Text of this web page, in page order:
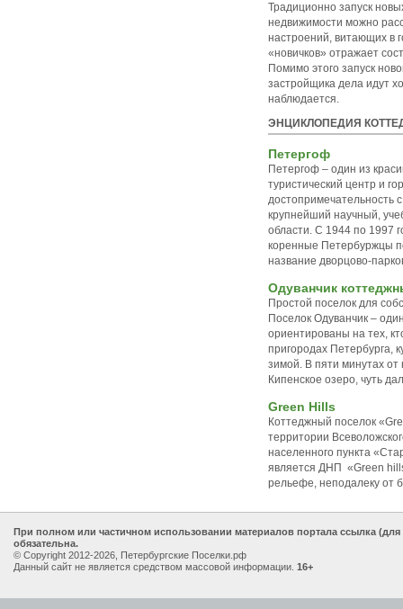
Традиционно запуск
недвижимости можно
настроений, витающих в
«новичков» отражает
Помимо этого запуск
застройщика дела идут
наблюдается.
ЭНЦИКЛОПЕДИЯ
Петергоф
Петергоф – один из
туристический центр и
достопримечательность
крупнейший научный,
области. С 1944 по 1997
коренные Петербуржцы
название дворцово-
Одуванчик
Простой поселок для
Поселок Одуванчик –
ориентированы на тех,
пригородах Петербурга,
зимой. В пяти минутах от
Кипенское озеро, чуть
Green Hills
Коттеджный поселок
территории
населенного пункта
является ДНП «Green
рельефе, неподалеку от
При полном или частичном использовании материалов портала ссылка
обязательна.
© Copyright 2012-2026, Петербургские Поселки.рф
Данный сайт не является средством массовой информации. 16+